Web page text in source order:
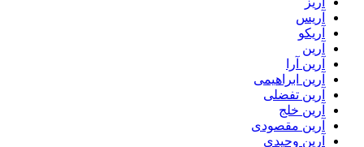
آریس
آریکو
آرین
آرین آرا
آرین ابراهیمی
آرین تفضلی
آرین خلج
آرین مقصودی
آرین وحیدی